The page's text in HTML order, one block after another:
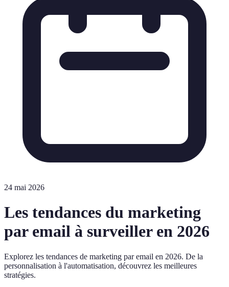
24 mai 2026
Les tendances du marketing
par email à surveiller en 2026
Explorez les tendances de marketing par email en 2026. De la
personnalisation à l'automatisation, découvrez les meilleures
stratégies.